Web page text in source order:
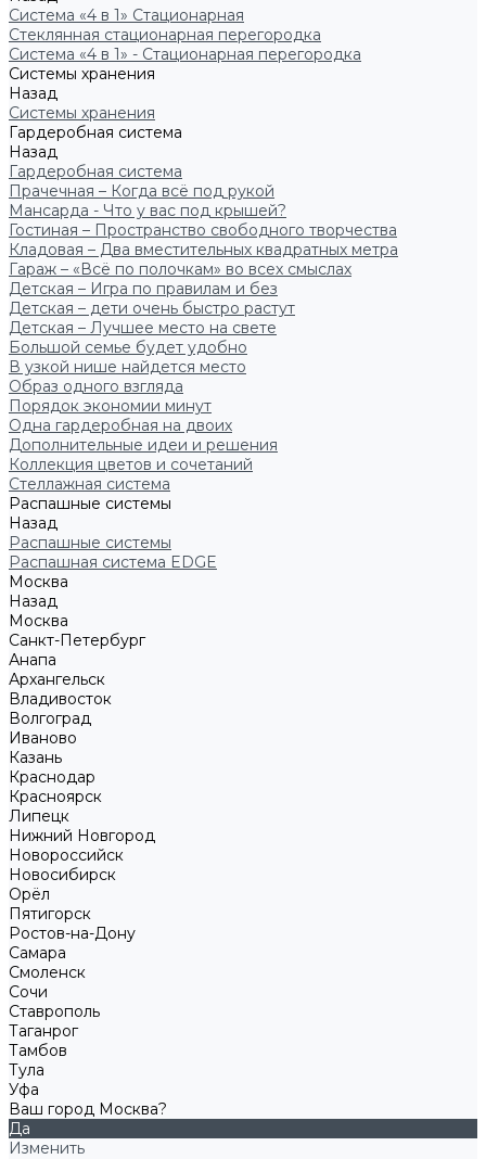
Система «4 в 1» Стационарная
Стеклянная стационарная перегородка
Система «4 в 1» - Стационарная перегородка
Системы хранения
Назад
Системы хранения
Гардеробная система
Назад
Гардеробная система
Прачечная – Когда всё под рукой
Мансарда - Что у вас под крышей?
Гостиная – Пространство свободного творчества
Кладовая – Два вместительных квадратных метра
Гараж – «Всё по полочкам» во всех смыслах
Детская – Игра по правилам и без
Детская – дети очень быстро растут
Детская – Лучшее место на свете
Большой семье будет удобно
В узкой нише найдется место
Образ одного взгляда
Порядок экономии минут
Одна гардеробная на двоих
Дополнительные идеи и решения
Коллекция цветов и сочетаний
Стеллажная система
Распашные системы
Назад
Распашные системы
Распашная система EDGE
Москва
Назад
Москва
Санкт-Петербург
Анапа
Архангельск
Владивосток
Волгоград
Иваново
Казань
Краснодар
Красноярск
Липецк
Нижний Новгород
Новороссийск
Новосибирск
Орёл
Пятигорск
Ростов-на-Дону
Самара
Смоленск
Сочи
Ставрополь
Таганрог
Тамбов
Тула
Уфа
Ваш город Москва?
Да
Изменить